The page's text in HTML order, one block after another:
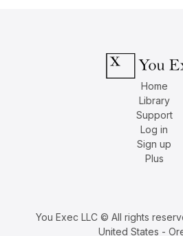
Home
Library
Support
Log in
Sign up
Plus
You Exec LLC © All rights
United States -